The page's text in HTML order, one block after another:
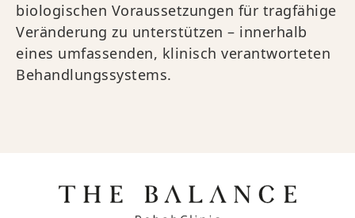
biologischen Voraussetzungen für tragfähige
Veränderung zu unterstützen – innerhalb
eines umfassenden, klinisch verantworteten
Behandlungssystems.